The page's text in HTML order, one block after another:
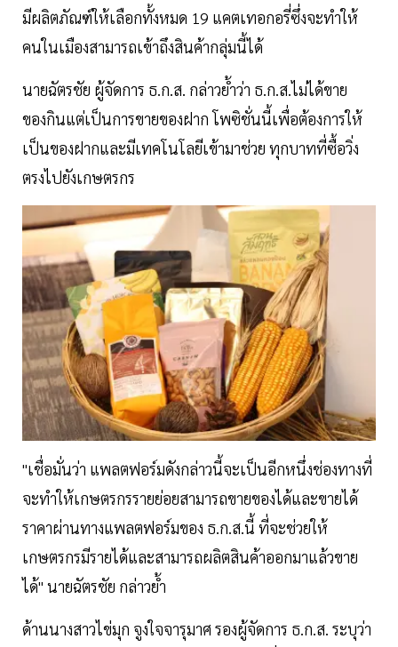
มีผลิตภัณฑ์ให้เลือกทั้งหมด 19 แคตเทอกอรี่ซึ่งจะทำให้
คนในเมืองสามารถเข้าถึงสินค้ากลุ่มนี้ได้
นายฉัตรชัย ผู้จัดการ ธ.ก.ส. กล่าวย้ำว่า ธ.ก.ส.ไม่ได้ขาย
ของกินแต่เป็นการขายของฝาก โพซิชั่นนี้เพื่อต้องการให้
เป็นของฝากและมีเทคโนโลยีเข้ามาช่วย ทุกบาทที่ซื้อวิ่ง
ตรงไปยังเกษตรกร
"เชื่อมั่นว่า แพลตฟอร์มดังกล่าวนี้จะเป็นอีกหนึ่งช่องทางที่
จะทำให้เกษตรกรรายย่อยสามารถขายของได้และขายได้
ราคาผ่านทางแพลตฟอร์มของ ธ.ก.ส.นี้ ที่จะช่วยให้
เกษตรกรมีรายได้และสามารถผลิตสินค้าออกมาแล้วขาย
ได้" นายฉัตรชัย กล่าวย้ำ
ด้านนางสาวไข่มุก จูงใจจารุมาศ รองผู้จัดการ ธ.ก.ส. ระบุว่า